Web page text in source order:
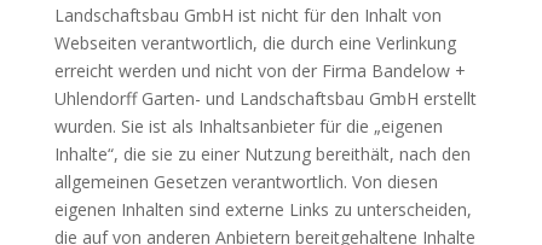
Landschaftsbau GmbH ist nicht für den Inhalt von
Webseiten verantwortlich, die durch eine Verlinkung
erreicht werden und nicht von der Firma Bandelow +
Uhlendorff Garten- und Landschaftsbau GmbH erstellt
wurden. Sie ist als Inhaltsanbieter für die „eigenen
Inhalte“, die sie zu einer Nutzung bereithält, nach den
allgemeinen Gesetzen verantwortlich. Von diesen
eigenen Inhalten sind externe Links zu unterscheiden,
die auf von anderen Anbietern bereitgehaltene Inhalte